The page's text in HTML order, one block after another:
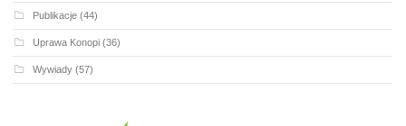
Publikacje (44)
Uprawa Konopi (36)
Wywiady (57)